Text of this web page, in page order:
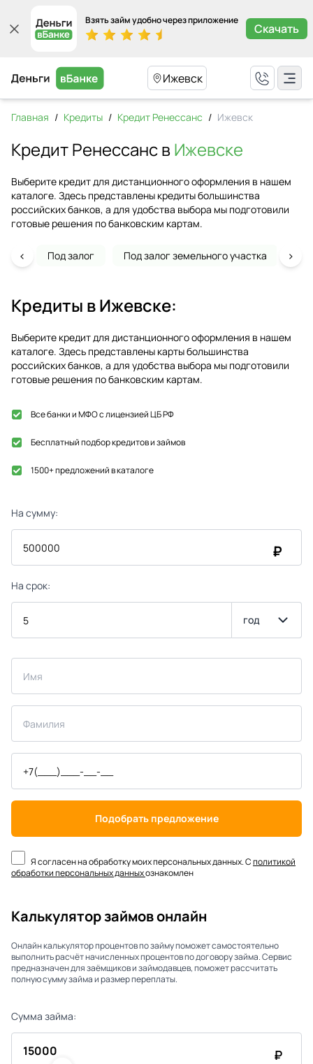
Взять займ удобно через приложение
Скачать
Ижевск
Главная / Кредиты / Кредит Ренессанс / Ижевск
Кредит Ренессанс вИжевске
Выберите кредит для дистанционного оформления в нашем
каталоге. Здесь представлены кредиты большинства
российских банков, а для удобства выбора мы подготовили
готовые решения по банковским картам.
Под залог Под залог земельного участка
‹ ›
Кредиты вИжевске:
Выберите кредит для дистанционного оформления в нашем
каталоге. Здесь представлены карты большинства
российских банков, а для удобства выбора мы подготовили
готовые решения по банковским картам.
Все банки и МФО с лицензией ЦБ РФ
Бесплатный подбор кредитов и займов
1500+ предложений в каталоге
На сумму:
₽
На срок:
год
Подобрать предложение
Я согласен на обработку моих персональных данных. Сполитикой
обработки персональных данныхознакомлен
Калькулятор займов онлайн
Онлайн калькулятор процентов по займу поможет самостоятельно
выполнить расчёт начисленных процентов по договору займа. Сервис
предназначен для заёмщиков и займодавцев, поможет рассчитать
полную сумму займа и размер переплаты.
Сумма займа:
₽